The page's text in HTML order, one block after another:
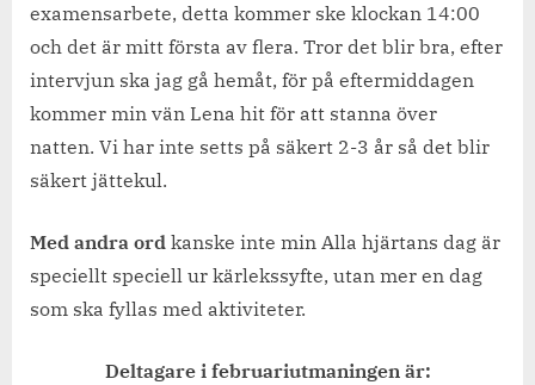
examensarbete, detta kommer ske klockan 14:00
och det är mitt första av flera. Tror det blir bra, efter
intervjun ska jag gå hemåt, för på eftermiddagen
kommer min vän Lena hit för att stanna över
natten. Vi har inte setts på säkert 2-3 år så det blir
säkert jättekul.
Med andra ord kanske inte min Alla hjärtans dag är
speciellt speciell ur kärlekssyfte, utan mer en dag
som ska fyllas med aktiviteter.
Deltagare i februariutmaningen är: